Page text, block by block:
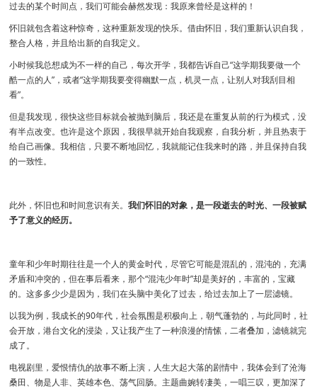
过去的某个时间点，我们可能会赫然发现：我原来曾经是这样的！
怀旧就包含着这种惊奇，这种重新发现的快乐。借由怀旧，我们重新认识自我，
整合人格，并且给出新的自我定义。
小时候我总想成为不一样的自己，每次开学，我都告诉自己“这学期我要做一个
酷一点的人”，或者“这学期我要变得幽默一点，机灵一点，让别人对我刮目相
看”。
但是我发现，很快这些目标就会被抛到脑后，我还是在重复从前的行为模式，没
有半点改变。也许是这个原因，我很早就开始自我观察，自我分析，并且热衷于
给自己画像。我相信，只要不断地回忆，我就能记住我来时的路，并且保持自我
的一致性。
此外，怀旧也和时间意识有关。 我们怀旧的对象，是一段逝去的时光、一段被赋
予了意义的经历。
童年和少年时期往往是一个人的黄金时代，尽管它可能是混乱的，混沌的，充满
矛盾和冲突的，但在事后看来，那个“混沌少年时”却是美好的，丰富的，宝藏
的。这多多少少是因为，我们在头脑中美化了过去，给过去加上了一层滤镜。
以我为例，我成长的90年代，社会氛围是积极向上，朝气蓬勃的，与此同时，社
会开放，港台文化的浸染，又让我产生了一种浪漫的情愫，二者叠加，滤镜就完
成了。
电视剧里，爱恨情仇的故事不断上演，人生大起大落的剧情中，我体会到了沧海
桑田、物是人非、英雄本色、荡气回肠。主题曲婉转凄美，一唱三叹，更加深了